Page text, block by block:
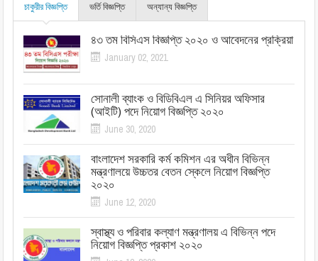
চাকুরীর বিজ্ঞপ্তি ভর্তি বিজ্ঞপ্তি অন্যান্য বিজ্ঞপ্তি
৪৩ তম বিসিএস বিজ্ঞপ্তি ২০২০ ও আবেদনের প্রক্রিয়া
January 02, 2021
সোনালী ব্যাংক ও বিডিবিএল এ সিনিয়র অফিসার
(আইটি) পদে নিয়োগ বিজ্ঞপ্তি ২০২০
June 30, 2020
বাংলাদেশ সরকারি কর্ম কমিশন এর অধীন বিভিন্ন
মন্ত্রণালয়ে উচ্চতর বেতন স্কেলে নিয়োগ বিজ্ঞপ্তি
২০২০
June 12, 2020
স্বাস্থ্য ও পরিবার কল্যাণ মন্ত্রণালয় এ বিভিন্ন পদে
নিয়োগ বিজ্ঞপ্তি প্রকাশ ২০২০